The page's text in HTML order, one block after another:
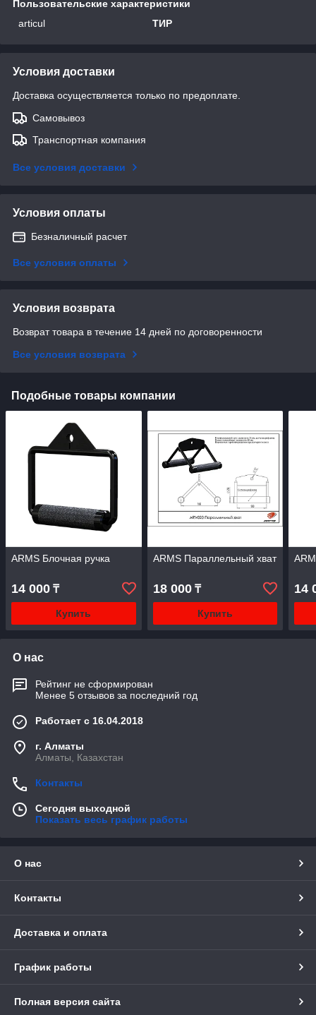
Пользовательские характеристики
articul
ТИР
Условия доставки
Доставка осуществляется только по предоплате.
Самовывоз
Транспортная компания
Все условия доставки
Условия оплаты
Безналичный расчет
Все условия оплаты
Условия возврата
Возврат товара в течение 14 дней по договоренности
Все условия возврата
Подобные товары компании
ARMS Блочная ручка
14 000 ₸
Купить
ARMS Параллельный хват
18 000₸
Купить
14
О нас
Рейтинг не сформирован
Менее 5 отзывов за последний год
Работает с 16.04.2018
г. Алматы
Алматы, Казахстан
Контакты
Сегодня выходной
Показать весь график работы
О нас
Контакты
Доставка и оплата
График работы
Полная версия сайта